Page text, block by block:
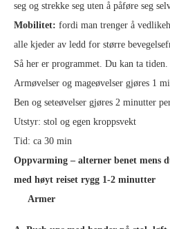
seg og strekke seg uten å påføre seg
Mobilitet: fordi man trenger å
alle kjeder av ledd for større
Så her er programmet. Du kan ta tiden.
Armøvelser og mageøvelser gjøres 1
Ben og seteøvelser gjøres 2 minutter
Utstyr: stol og egen kroppsvekt
Tid: ca 30 min
Oppvarming – alterner benet mens
med høyt reiset rygg 1-2 minutter
Armer